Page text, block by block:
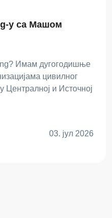
у са Машом
Имам дугогодишње
цивилног
Централној и Источној
03. јул 2026